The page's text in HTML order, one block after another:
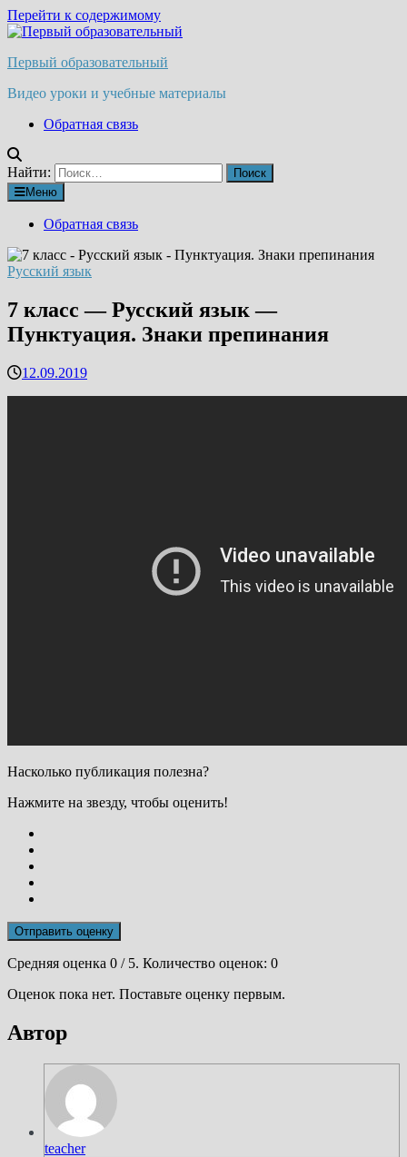
Перейти к содержимому
Первый образовательный
Видео уроки и учебные материалы
Обратная связь
Найти:
Меню
Обратная связь
Русский язык
7 класс — Русский язык —
Пунктуация. Знаки препинания
12.09.2019
Насколько публикация полезна?
Нажмите на звезду, чтобы оценить!
Отправить оценку
Средняя оценка 0 / 5. Количество оценок: 0
Оценок пока нет. Поставьте оценку первым.
Автор
teacher